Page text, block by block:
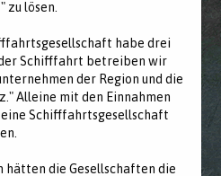
zu lösen.
habe drei
Schifffahrt betreiben wir
der Region und die
Alleine mit den Einnahmen
Schifffahrtsgesellschaft
hätten die Gesellschaften die